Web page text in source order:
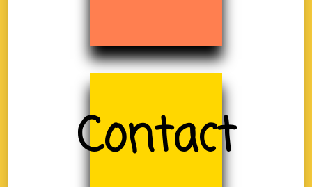
Contact